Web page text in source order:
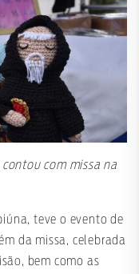
com missa na
teve o evento de
da missa, celebrada
bem como as